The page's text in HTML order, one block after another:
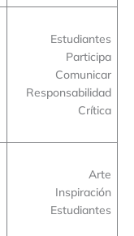
Estudiantes
Participa
Comunicar
Responsabilidad
Crítica
Arte
Inspiración
Estudiantes